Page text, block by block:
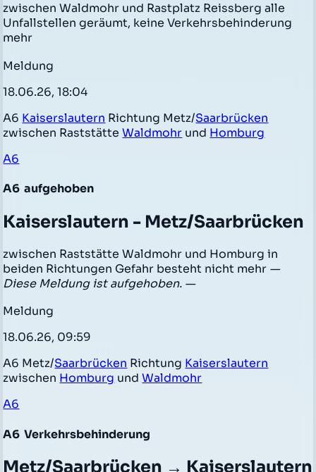
zwischen Waldmohr und Rastplatz Reissberg alle
Unfallstellen geräumt, keine Verkehrsbehinderung
mehr
Meldung
18.06.26, 18:04
A6 Kaiserslautern Richtung Metz/Saarbrücken
zwischen RaststätteWaldmohr und Homburg
A6
A6 aufgehoben
Kaiserslautern - Metz/Saarbrücken
zwischen Raststätte Waldmohr und Homburg in
beiden Richtungen Gefahr besteht nicht mehr —
Diese Meldung ist aufgehoben. —
Meldung
18.06.26, 09:59
A6 Metz/Saarbrücken Richtung Kaiserslautern
zwischen Homburg undWaldmohr
A6
A6 Verkehrsbehinderung
Metz/Saarbrücken → Kaiserslautern